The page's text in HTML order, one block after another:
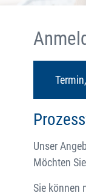
Unser
Möchten
Sie können